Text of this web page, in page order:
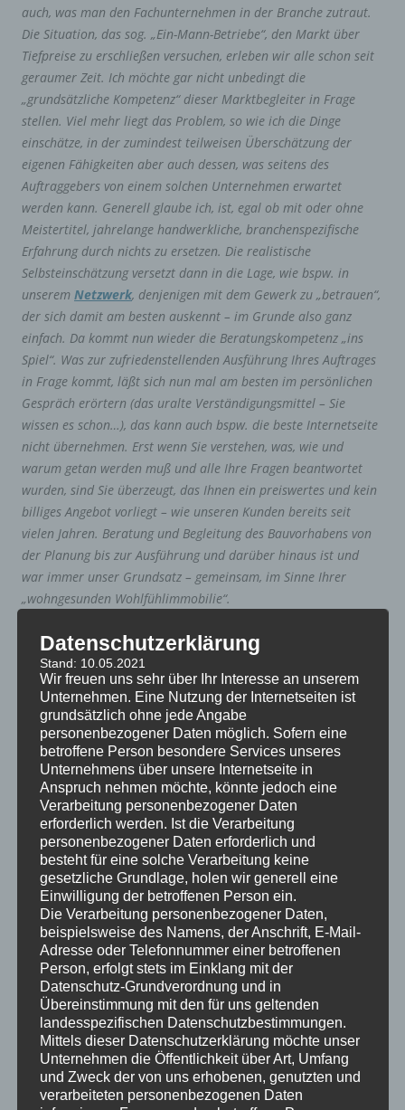
auch, was man den Fachunternehmen in der Branche zutraut.
Die Situation, das sog. „Ein-Mann-Betriebe“, den Markt über
Tiefpreise zu erschließen versuchen, erleben wir alle schon seit
geraumer Zeit. Ich möchte gar nicht unbedingt die
„grundsätzliche Kompetenz“ dieser Marktbegleiter in Frage
stellen. Viel mehr liegt das Problem, so wie ich die Dinge
einschätze, in der zumindest teilweisen Überschätzung der
eigenen Fähigkeiten aber auch dessen, was seitens des
Auftraggebers von einem solchen Unternehmen erwartet
werden kann. Generell glaube ich, ist, egal ob mit oder ohne
Meistertitel, jahrelange handwerkliche, branchenspezifische
Erfahrung durch nichts zu ersetzen. Die realistische
Selbsteinschätzung versetzt dann in die Lage, wie bspw. in
unserem Netzwerk, denjenigen mit dem Gewerk zu „betrauen“,
der sich damit am besten auskennt – im Grunde also ganz
einfach. Da kommt nun wieder die Beratungskompetenz „ins
Spiel“. Was zur zufriedenstellenden Ausführung Ihres Auftrages
in Frage kommt, läßt sich nun mal am besten im persönlichen
Gespräch erörtern (das uralte Verständigungsmittel – Sie
wissen es schon…), das kann auch bspw. die beste Internetseite
nicht übernehmen. Erst wenn Sie verstehen, was, wie und
warum getan werden muß und alle Ihre Fragen beantwortet
wurden, sind Sie überzeugt, das Ihnen ein preiswertes und kein
billiges Angebot vorliegt – wie unseren Kunden bereits seit
vielen Jahren. Beratung und Begleitung des Bauvorhabens von
der Planung bis zur Ausführung und darüber hinaus ist und
war immer unser Grundsatz – gemeinsam, im Sinne Ihrer
„wohngesunden Wohlfühlimmobilie“.
Besten Gruß aus Daun
Wolfgang Blick
Teilen mit:
Gefällt mir:
Ähnliche Beiträge
Datenschutzerklärung
Stand: 10.05.2021
Wir freuen uns sehr über Ihr Interesse an unserem
Unternehmen. Eine Nutzung der Internetseiten ist
grundsätzlich ohne jede Angabe
personenbezogener Daten möglich. Sofern eine
betroffene Person besondere Services unseres
Unternehmens über unsere Internetseite in
Anspruch nehmen möchte, könnte jedoch eine
Verarbeitung personenbezogener Daten
erforderlich werden. Ist die Verarbeitung
personenbezogener Daten erforderlich und
besteht für eine solche Verarbeitung keine
gesetzliche Grundlage, holen wir generell eine
Einwilligung der betroffenen Person ein.
Die Verarbeitung personenbezogener Daten,
beispielsweise des Namens, der Anschrift, E-Mail-
Adresse oder Telefonnummer einer betroffenen
Person, erfolgt stets im Einklang mit der
Datenschutz-Grundverordnung und in
Übereinstimmung mit den für uns geltenden
landesspezifischen Datenschutzbestimmungen.
Mittels dieser Datenschutzerklärung möchte unser
Unternehmen die Öffentlichkeit über Art, Umfang
und Zweck der von uns erhobenen, genutzten und
verarbeiteten personenbezogenen Daten